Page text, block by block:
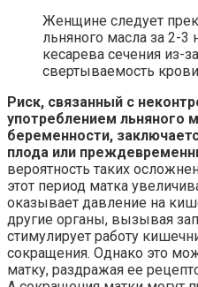
Женщине следует
льняного масла за 2-3
кесарева сечения из-
свертываемость
Риск, связанный с
употреблением льняного
беременности,
плода или
вероятность таких
этот период матка
оказывает давление на
другие органы, вызывая
стимулирует работу
сокращения. Однако это
матку, раздражая ее